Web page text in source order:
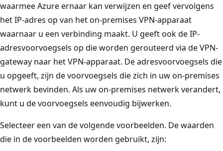
waarmee Azure ernaar kan verwijzen en geef vervolgens
het IP-adres op van het on-premises VPN-apparaat
waarnaar u een verbinding maakt. U geeft ook de IP-
adresvoorvoegsels op die worden gerouteerd via de VPN-
gateway naar het VPN-apparaat. De adresvoorvoegsels die
u opgeeft, zijn de voorvoegsels die zich in uw on-premises
netwerk bevinden. Als uw on-premises netwerk verandert,
kunt u de voorvoegsels eenvoudig bijwerken.
Selecteer een van de volgende voorbeelden. De waarden
die in de voorbeelden worden gebruikt, zijn: